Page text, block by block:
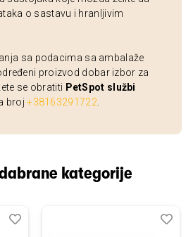
o sastavu i hranljivim
sa podacima sa ambalaže
proizvod dobar izbor za
se obratiti PetSpot službi
broj+38163291722
kategorije
Dodaj
Uporedi